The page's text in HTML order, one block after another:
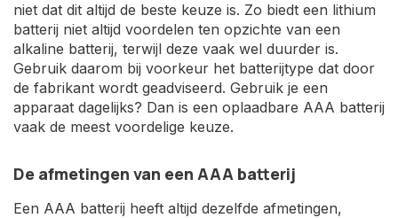
niet dat dit altijd de beste keuze is. Zo biedt een lithium
batterij niet altijd voordelen ten opzichte van een
alkaline batterij, terwijl deze vaak wel duurder is.
Gebruik daarom bij voorkeur het batterijtype dat door
de fabrikant wordt geadviseerd. Gebruik je een
apparaat dagelijks? Dan is een oplaadbare AAA batterij
vaak de meest voordelige keuze.
De afmetingen van een AAA batterij
Een AAA batterij heeft altijd dezelfde afmetingen,